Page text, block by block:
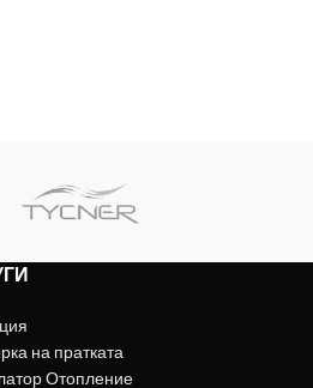
на пратката
Отопление